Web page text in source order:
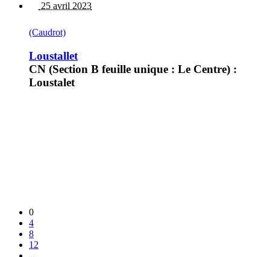
25 avril 2023
(Caudrot)
Loustallet
CN (Section B feuille unique : Le Centre) :
Loustalet
0
4
8
12